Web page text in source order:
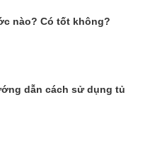
nào? Có tốt không?
dẫn cách sử dụng tủ